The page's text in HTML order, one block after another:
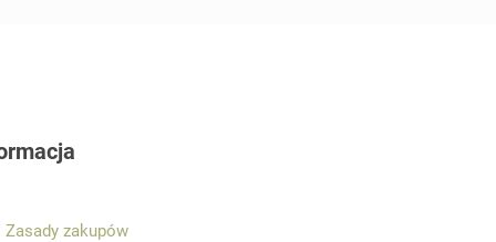
Zasady zakupów